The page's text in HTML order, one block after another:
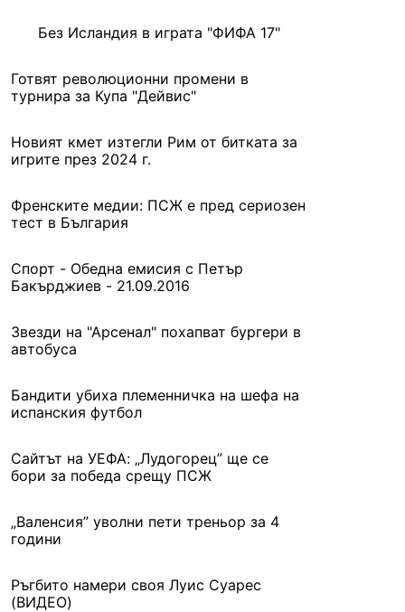
Без Исландия в играта "ФИФА 17"
Готвят революционни промени в
турнира за Купа "Дейвис"
Новият кмет изтегли Рим от битката за
игрите през 2024 г.
Френските медии: ПСЖ e пред сериозен
тест в България
Спорт - Обедна емисия с Петър
Бакърджиев - 21.09.2016
Звезди на "Арсенал" похапват бургери в
автобуса
Бандити убиха племенничка на шефа на
испанския футбол
Сайтът на УЕФА: „Лудогорец” ще се
бори за победа срещу ПСЖ
„Валенсия” уволни пети треньор за 4
години
Ръгбито намери своя Луис Суарес
(ВИДЕО)